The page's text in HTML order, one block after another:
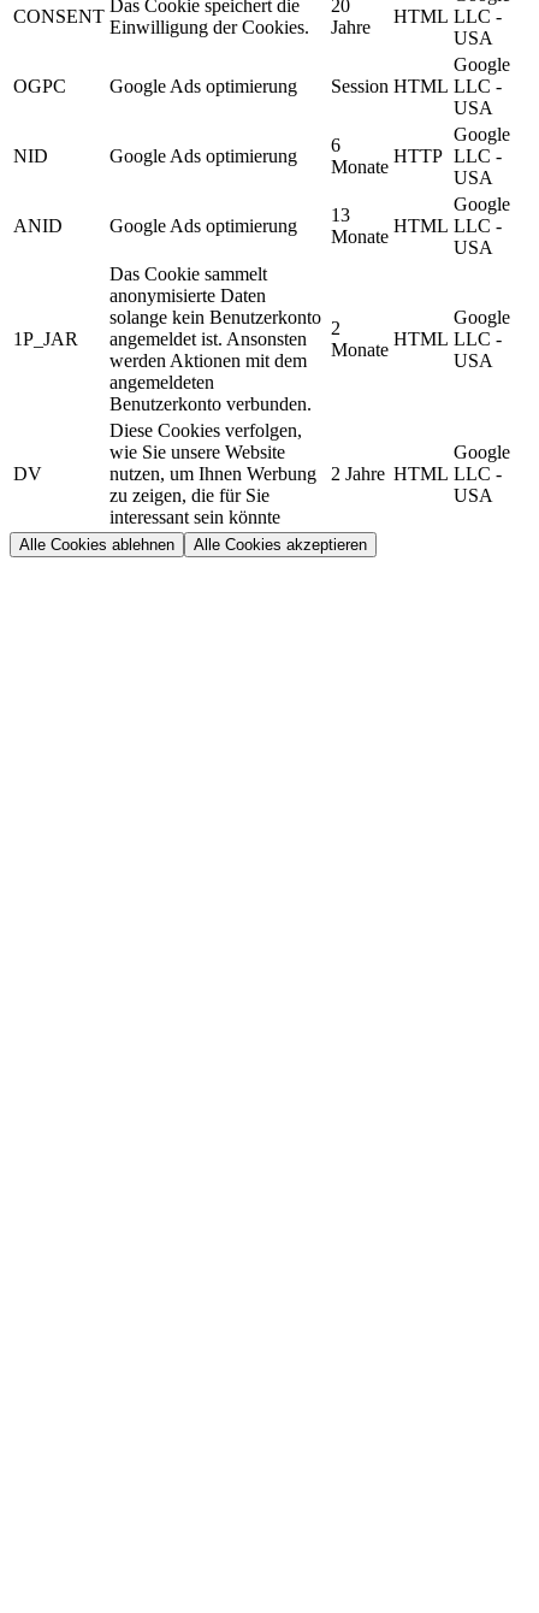
CONSENT
Das Cookie speichert die
Einwilligung der Cookies.
20
Jahre
HTML LLC -
USA
OGPC Google Ads optimierung Session HTML
Google
LLC -
USA
NID Google Ads optimierung
6
Monate
HTTP
Google
LLC -
USA
ANID Google Ads optimierung
13
Monate
HTML
Google
LLC -
USA
1P_JAR
Das Cookie sammelt
anonymisierte Daten
solange kein Benutzerkonto
angemeldet ist. Ansonsten
werden Aktionen mit dem
angemeldeten
Benutzerkonto verbunden.
2
Monate
HTML
Google
LLC -
USA
DV
Diese Cookies verfolgen,
wie Sie unsere Website
nutzen, um Ihnen Werbung
zu zeigen, die für Sie
interessant sein könnte
2 Jahre HTML
Google
LLC -
USA
Alle Cookies ablehnen Alle Cookies akzeptieren